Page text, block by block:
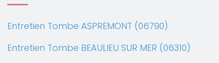
Entretien Tombe ASPREMONT (06790)
Entretien Tombe BEAULIEU SUR MER (06310)